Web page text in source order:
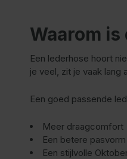
Waarom
Een lederhose hoort
je veel, zit je vaak lang
Een goed passende
Meer draagcomfort
Een betere pasvorm
Een stijlvolle